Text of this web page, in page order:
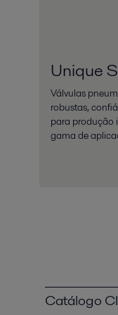
Unique
Válvulas
robustas,
para produção
gama de
Catálogo